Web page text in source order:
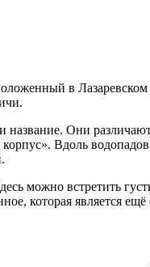
в
Они
Вдоль
можно встретить
которая является